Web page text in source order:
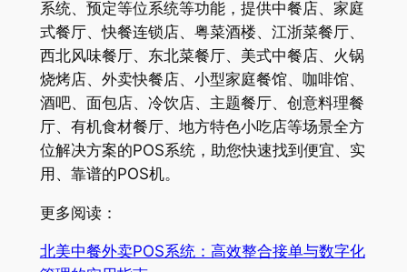
系统、预定等位系统等功能，提供中餐店、家庭
式餐厅、快餐连锁店、粤菜酒楼、江浙菜餐厅、
西北风味餐厅、东北菜餐厅、美式中餐店、火锅
烧烤店、外卖快餐店、小型家庭餐馆、咖啡馆、
酒吧、面包店、冷饮店、主题餐厅、创意料理餐
厅、有机食材餐厅、地方特色小吃店等场景全方
位解决方案的POS系统，助您快速找到便宜、实
用、靠谱的POS机。
更多阅读：
北美中餐外卖POS系统：高效整合接单与数字化